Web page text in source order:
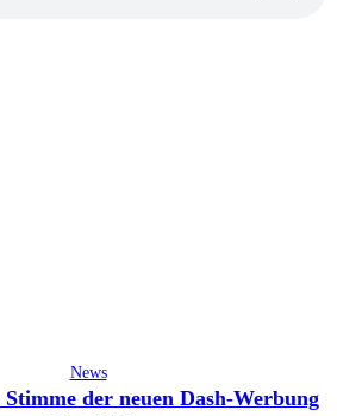
News
der neuen Dash-Werbung